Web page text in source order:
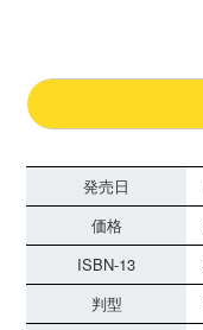
発売日
価格
ISBN-13
判型